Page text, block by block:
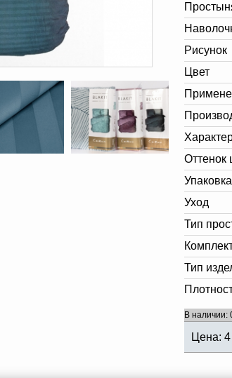
Рисунок
Цвет
Оттенок
Упаковка
Уход
Тип
Тип
В наличии:
Цена: